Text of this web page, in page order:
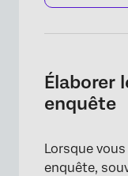
Élaborer
enquête
Lorsque
enquête,